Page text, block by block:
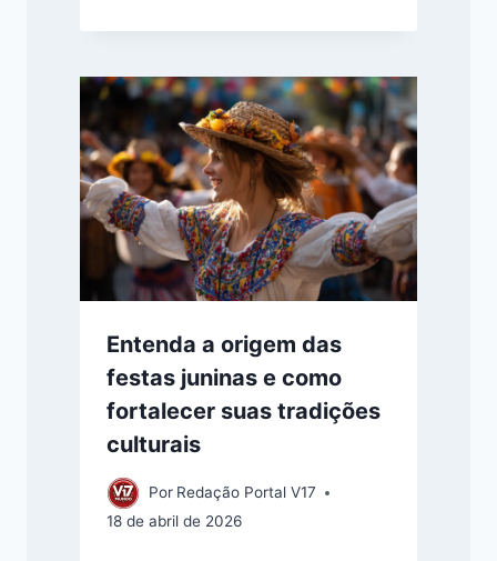
Entenda a origem das
festas juninas e como
fortalecer suas tradições
culturais
Por Redação Portal V17
18 de abril de 2026